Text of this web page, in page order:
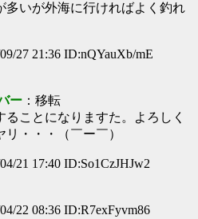
多いが外海に行ければよく釣れ
09/27 21:36 ID:nQYauXb/mE
ー ：移転
ることになりますた。よろしく
・・・（￣ー￣）
04/21 17:40 ID:So1CzJHJw2
04/22 08:36 ID:R7exFyvm86